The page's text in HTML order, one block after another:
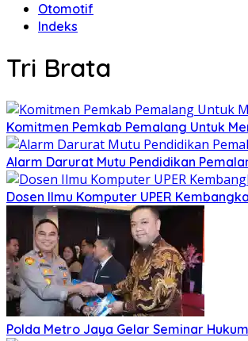
Otomotif
Indeks
Tri Brata
Komitmen Pemkab Pemalang Untuk
Alarm Darurat Mutu Pendidikan
Dosen Ilmu Komputer UPER
Polda Metro Jaya Gelar Seminar